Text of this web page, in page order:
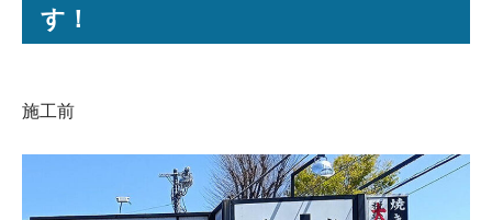
す！
施工前